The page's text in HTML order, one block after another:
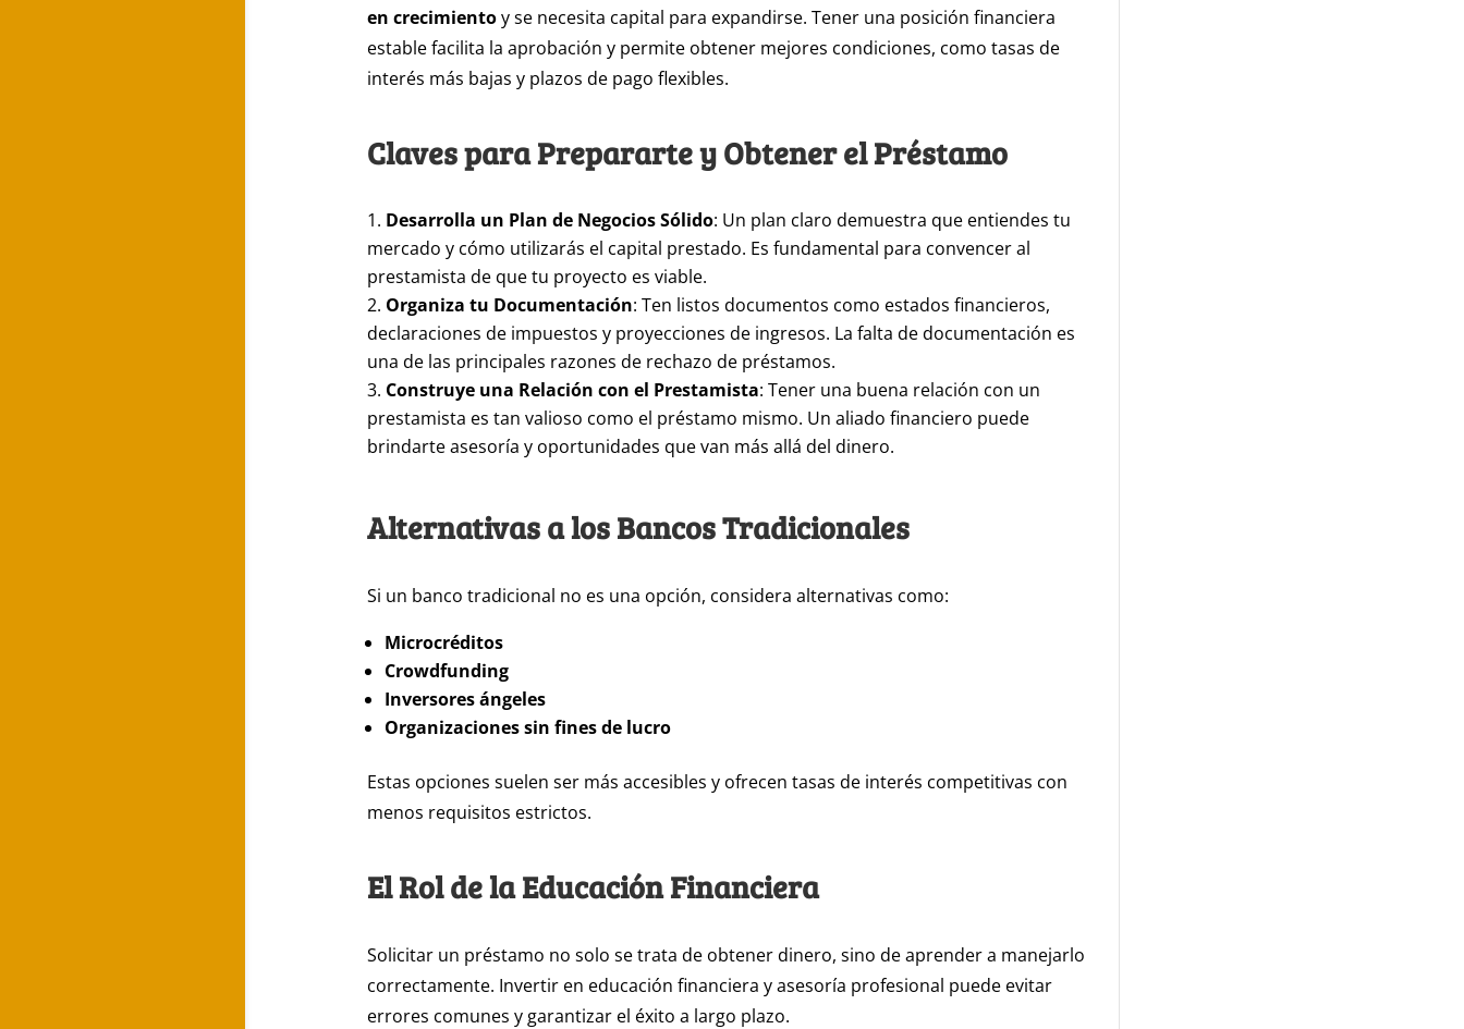
en crecimientoy se necesita capital para expandirse. Tener una posición financiera
estable facilita la aprobación y permite obtener mejores condiciones, como tasas de
interés más bajas y plazos de pago flexibles.
Claves para Prepararte y Obtener el Préstamo
Desarrolla un Plan de Negocios Sólido: Un plan claro demuestra que entiendes tu
mercado y cómo utilizarás el capital prestado. Es fundamental para convencer al
prestamista de que tu proyecto es viable.
Organiza tu Documentación: Ten listos documentos como estados financieros,
declaraciones de impuestos y proyecciones de ingresos. La falta de documentación es
una de las principales razones de rechazo de préstamos.
Construye una Relación con el Prestamista: Tener una buena relación con un
prestamista es tan valioso como el préstamo mismo. Un aliado financiero puede
brindarte asesoría y oportunidades que van más allá del dinero.
Alternativas a los Bancos Tradicionales
Si un banco tradicional no es una opción, considera alternativas como:
Microcréditos
Crowdfunding
Inversores ángeles
Organizaciones sin fines de lucro
Estas opciones suelen ser más accesibles y ofrecen tasas de interés competitivas con
menos requisitos estrictos.
El Rol de la Educación Financiera
Solicitar un préstamo no solo se trata de obtener dinero, sino de aprender a manejarlo
correctamente. Invertir en educación financiera y asesoría profesional puede evitar
errores comunes y garantizar el éxito a largo plazo.